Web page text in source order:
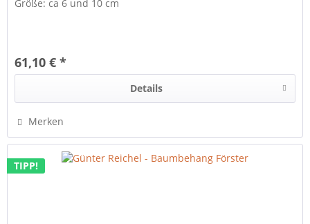
Größe: ca 6 und 10 cm
61,10 € *
Details
Merken
TIPP!